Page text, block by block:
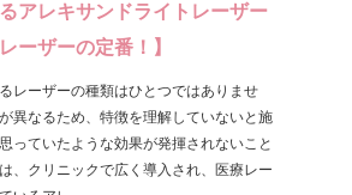
アレキサンドライトレーザー
ーザーの定番！】
レーザーの種類はひとつではありませ
異なるため、特徴を理解していないと施
っていたような効果が発揮されないこと
、クリニックで広く導入され、医療レー